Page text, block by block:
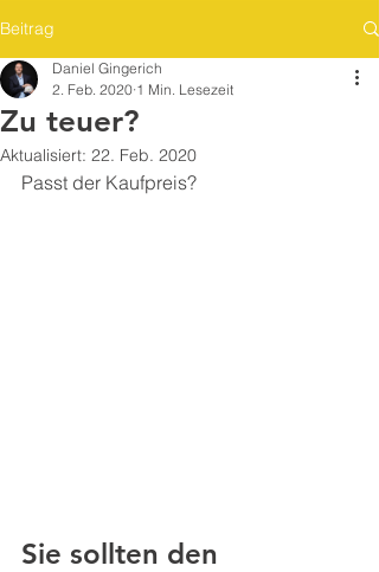
Beitrag
Zu teuer?
Daniel Gingerich
2. Feb. 2020 1 Min. Lesezeit
Aktualisiert: 22. Feb. 2020
Passt der Kaufpreis?
Sie sollten den